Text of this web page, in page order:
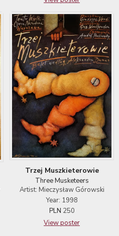
Trzej Muszkieterowie
Three Musketeers
Artist: Mieczysław Górowski
Year: 1998
PLN 250
View poster